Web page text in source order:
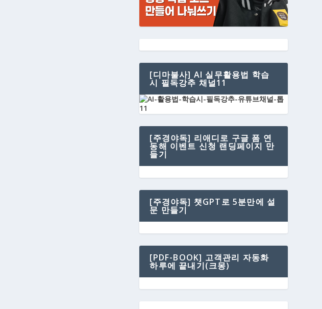
[디마불사] AI 실무활용법 학습
시 필독강추 채널11
[주경야독] 리애디로 구글 폼 연
동해 이벤트 신청 랜딩페이지 만
들기
[주경야독] 챗GPT로 5분만에 설
문 만들기
[PDF-BOOK] 고객관리 자동화
하루에 끝내기(크몽)